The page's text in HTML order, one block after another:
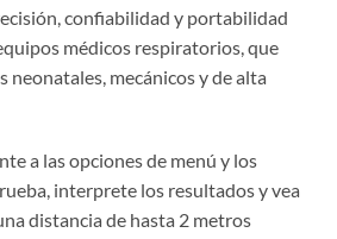
confiabilidad y portabilidad
médicos respiratorios, que
neonatales, mecánicos y de alta
a las opciones de menú y los
interprete los resultados y vea
distancia de hasta 2 metros